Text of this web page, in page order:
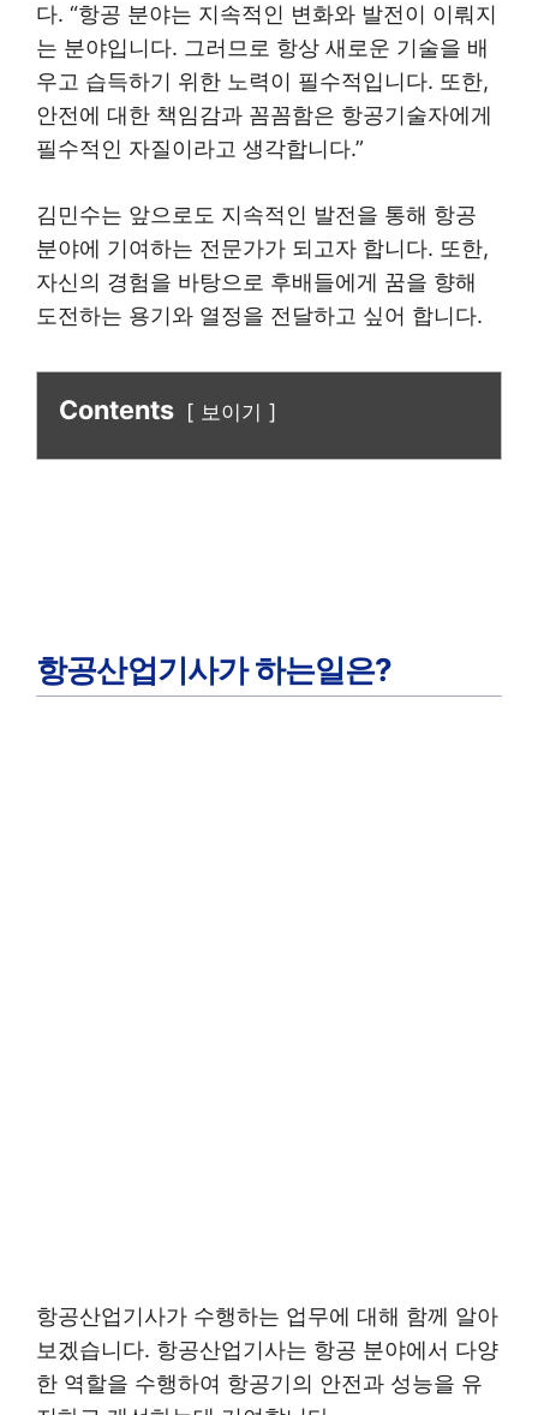
다. “항공 분야는 지속적인 변화와 발전이 이뤄지
는 분야입니다. 그러므로 항상 새로운 기술을 배
우고 습득하기 위한 노력이 필수적입니다. 또한,
안전에 대한 책임감과 꼼꼼함은 항공기술자에게
필수적인 자질이라고 생각합니다.”
김민수는 앞으로도 지속적인 발전을 통해 항공
분야에 기여하는 전문가가 되고자 합니다. 또한,
자신의 경험을 바탕으로 후배들에게 꿈을 향해
도전하는 용기와 열정을 전달하고 싶어 합니다.
Contents 보이기
항공산업기사가 하는일은?
항공산업기사가 수행하는 업무에 대해 함께 알아
보겠습니다. 항공산업기사는 항공 분야에서 다양
한 역할을 수행하여 항공기의 안전과 성능을 유